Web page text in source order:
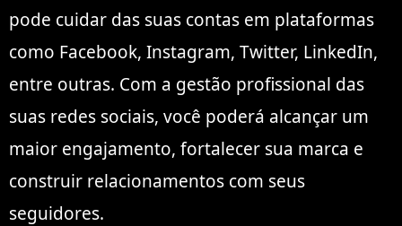
pode cuidar das suas contas em plataformas
como Facebook, Instagram, Twitter, LinkedIn,
entre outras. Com a gestão profissional das
suas redes sociais, você poderá alcançar um
maior engajamento, fortalecer sua marca e
construir relacionamentos com seus
seguidores.